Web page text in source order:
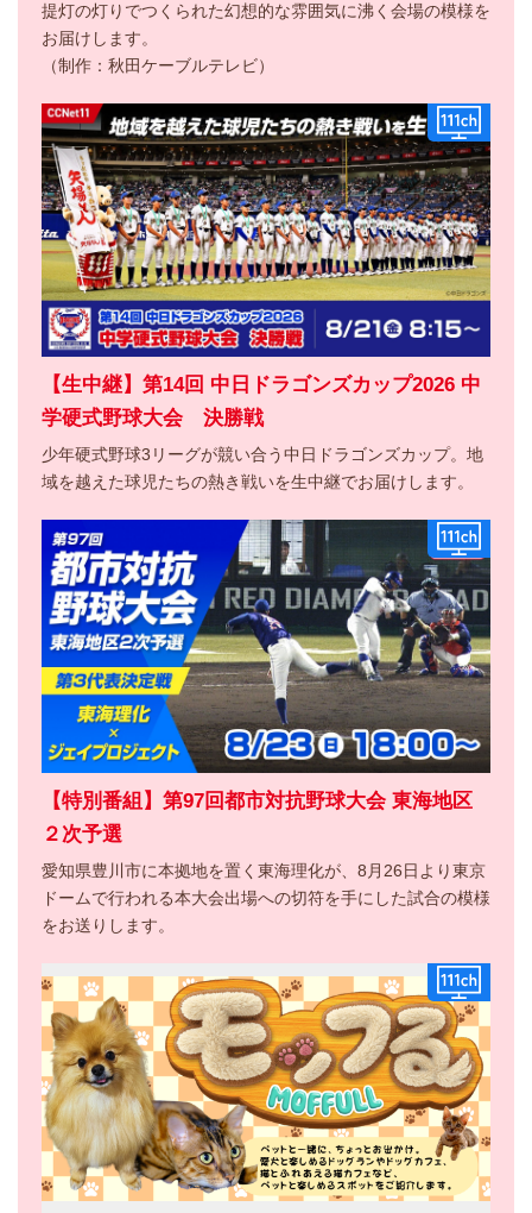
提灯の灯りでつくられた幻想的な雰囲気に沸く会場の模様を
お届けします。
（制作：秋田ケーブルテレビ）
【生中継】第14回 中日ドラゴンズカップ2026 中
学硬式野球大会 決勝戦
少年硬式野球3リーグが競い合う中日ドラゴンズカップ。地
域を越えた球児たちの熱き戦いを生中継でお届けします。
【特別番組】第97回都市対抗野球大会 東海地区
２次予選
愛知県豊川市に本拠地を置く東海理化が、8月26日より東京
ドームで行われる本大会出場への切符を手にした試合の模様
をお送りします。